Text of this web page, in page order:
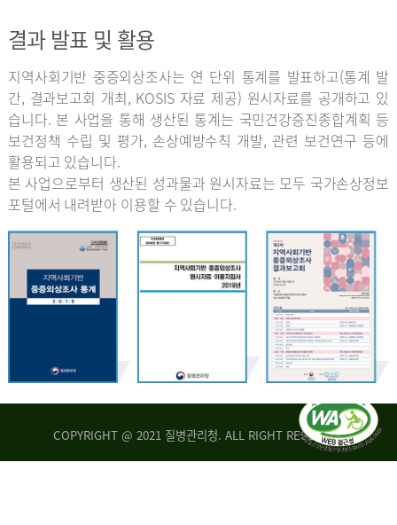
결과 발표 및 활용
지역사회기반 중증외상조사는 연 단위 통계를 발표하고(통계 발
간, 결과보고회 개최, KOSIS 자료 제공) 원시자료를 공개하고 있
습니다. 본 사업을 통해 생산된 통계는 국민건강증진종합계획 등
보건정책 수립 및 평가, 손상예방수칙 개발, 관련 보건연구 등에
활용되고 있습니다.
본 사업으로부터 생산된 성과물과 원시자료는 모두 국가손상정보
포털에서 내려받아 이용할 수 있습니다.
COPYRIGHT @ 2021 질병관리청. ALL RIGHT RESERVED